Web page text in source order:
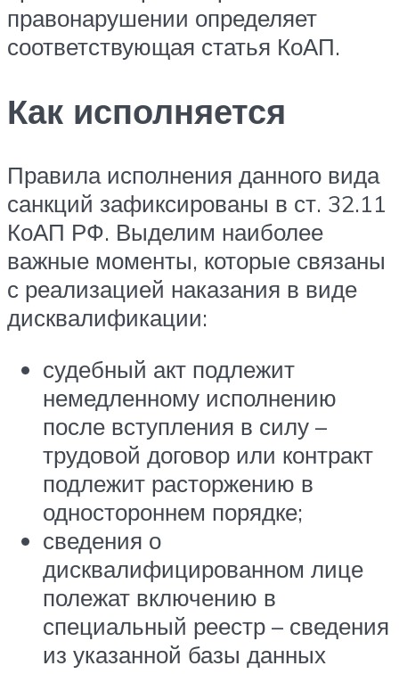
правонарушении определяет
соответствующая статья КоАП.
Как исполняется
Правила исполнения данного вида
санкций зафиксированы в ст. 32.11
КоАП РФ. Выделим наиболее
важные моменты, которые связаны
с реализацией наказания в виде
дисквалификации:
судебный акт подлежит
немедленному исполнению
после вступления в силу –
трудовой договор или контракт
подлежит расторжению в
одностороннем порядке;
сведения о
дисквалифицированном лице
полежат включению в
специальный реестр – сведения
из указанной базы данных